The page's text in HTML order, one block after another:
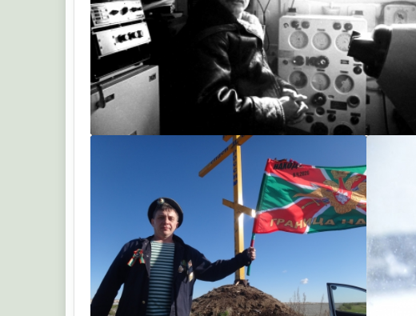
Лучкин Владимир Викторович